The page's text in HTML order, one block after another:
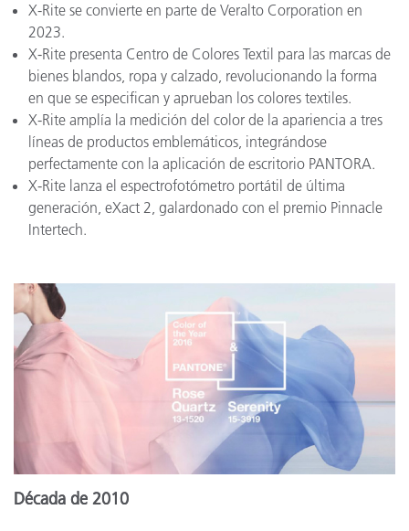
X-Rite se convierte en parte de Veralto Corporation en
2023.
X-Rite presenta Centro de Colores Textil para las marcas de
bienes blandos, ropa y calzado, revolucionando la forma
en que se especifican y aprueban los colores textiles.
X-Rite amplía la medición del color de la apariencia a tres
líneas de productos emblemáticos, integrándose
perfectamente con la aplicación de escritorio PANTORA.
X-Rite lanza el espectrofotómetro portátil de última
generación, eXact 2, galardonado con el premio Pinnacle
Intertech.
Década de 2010